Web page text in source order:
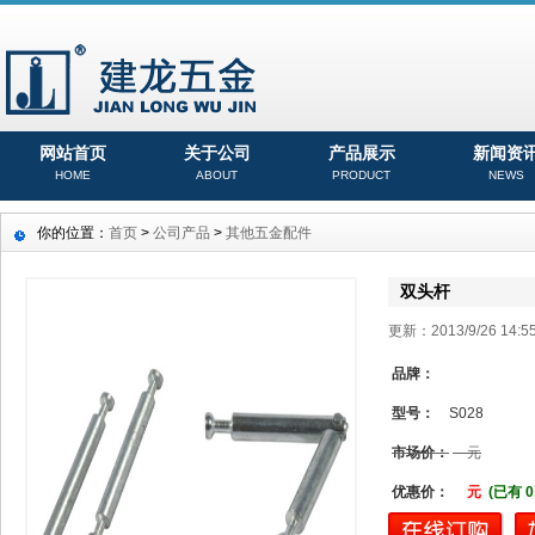
网站首页
HOME
关于公司
ABOUT
产品展示
PRODUCT
新闻资
NEWS
你的位置： 首页 > 公司产品 > 其他五金配件
双头杆
更新：2013/9/26
品牌：
型号： S028
市场价： 元
优惠价： 元 (已有